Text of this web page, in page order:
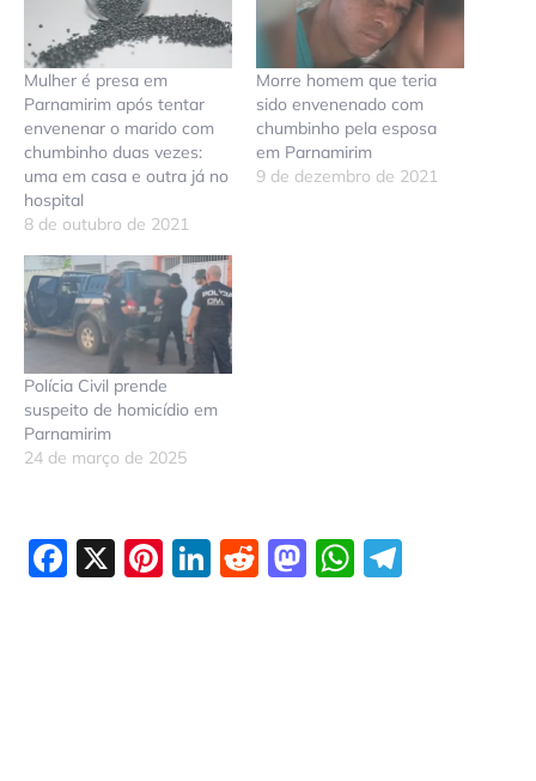
Mulher é presa em
Parnamirim após tentar
envenenar o marido com
chumbinho duas vezes:
uma em casa e outra já no
hospital
8 de outubro de 2021
Morre homem que teria
sido envenenado com
chumbinho pela esposa
em Parnamirim
9 de dezembro de 2021
Polícia Civil prende
suspeito de homicídio em
Parnamirim
24 de março de 2025
Facebook
X Pinterest
LinkedIn
Reddit
Mastodon